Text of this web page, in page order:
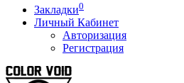
Закладки0
Личный Кабинет
Авторизация
Регистрация